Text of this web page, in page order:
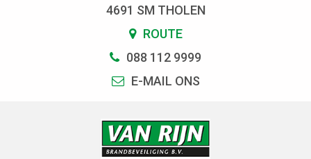
4691 SM THOLEN
ROUTE
088 112 9999
E-MAIL ONS